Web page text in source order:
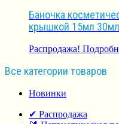
Баночка
крышкой 15мл
Распродажа!
Все категории товаров
Новинки
✔ Распродажа